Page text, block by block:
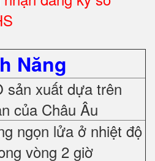
Năng
sản xuất dựa trên
của Châu Âu
ngọn lửa ở nhiệt độ
vòng 2 giờ